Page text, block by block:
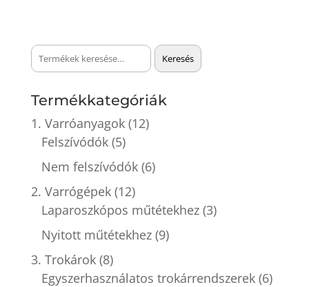
Keresés
a
Keresés
Termékkategóriák
1. Varróanyagok (12)
Felszívódók (5)
Nem felszívódók (6)
2. Varrógépek (12)
Laparoszkópos műtétekhez (3)
Nyitott műtétekhez (9)
3. Trokárok (8)
Egyszerhasználatos trokárrendszerek (6)